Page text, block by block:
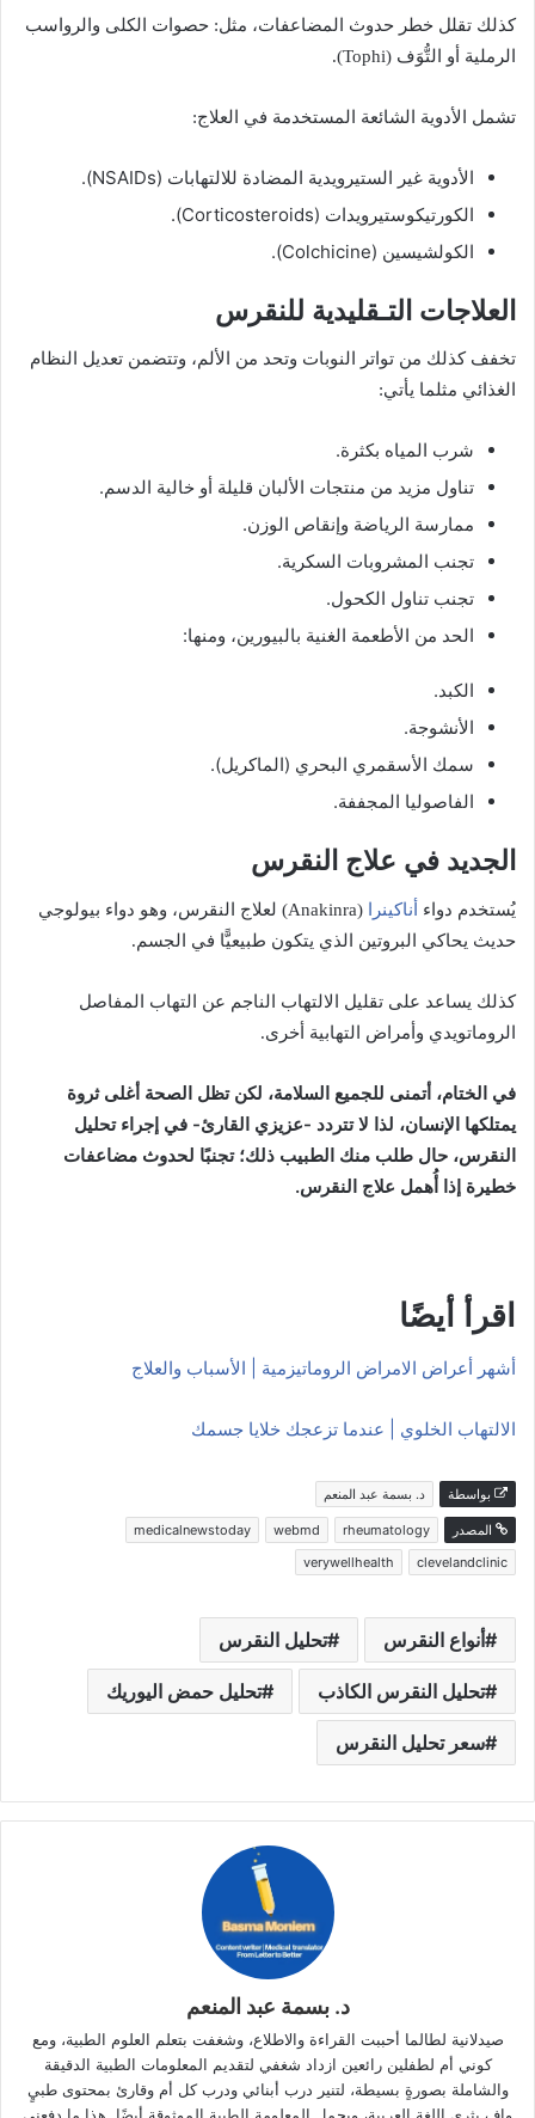
كذلك تقلل خطر حدوث المضاعفات، مثل: حصوات الكلى والرواسب
الرملية أو التُّوَف (Tophi).
تشمل الأدوية الشائعة المستخدمة في العلاج:
الأدوية غير الستيرويدية المضادة للالتهابات (NSAIDs).
الكورتيكوستيرويدات (Corticosteroids).
الكولشيسين (Colchicine).
العلاجات التـقليدية للنقرس
تخفف كذلك من تواتر النوبات وتحد من الألم، وتتضمن تعديل النظام
الغذائي مثلما يأتي:
شرب المياه بكثرة.
تناول مزيد من منتجات الألبان قليلة أو خالية الدسم.
ممارسة الرياضة وإنقاص الوزن.
تجنب المشروبات السكرية.
تجنب تناول الكحول.
الحد من الأطعمة الغنية بالبيورين، ومنها:
الكبد.
الأنشوجة.
سمك الأسقمري البحري (الماكريل).
الفاصوليا المجففة.
الجديد في علاج النقرس
يُستخدم دواء أناكينرا
(Anakinra) لعلاج النقرس، وهو دواء بيولوجي
حديث يحاكي البروتين الذي يتكون طبيعيًّا في الجسم.
كذلك يساعد على تقليل الالتهاب الناجم عن التهاب المفاصل
الروماتويدي وأمراض التهابية أخرى.
في الختام، أتمنى للجميع السلامة، لكن تظل الصحة أغلى ثروة
يمتلكها الإنسان، لذا لا تتردد -عزيزي القارئ- في إجراء تحليل
النقرس، حال طلب منك الطبيب ذلك؛ تجنبًا لحدوث مضاعفات
خطيرة إذا أُهمل علاج النقرس.
اقرأ أيضًا
أشهر أعراض الامراض الروماتيزمية | الأسباب والعلاج
الالتهاب الخلوي | عندما تزعجك خلايا جسمك
بواسطة د. بسمة عبد المنعم
المصدر rheumatology
webmd
medicalnewstoday
clevelandclinic
verywellhealth
أنواع النقرس تحليل النقرس
تحليل النقرس الكاذب تحليل حمض اليوريك
سعر تحليل النقرس
د. بسمة عبد المنعم
صيدلانية لطالما أحببت القراءة والاطلاع، وشغفت بتعلم العلوم الطبية، ومع
كوني أم لطفلين رائعين ازداد شغفي لتقديم المعلومات الطبية الدقيقة
والشاملة بصورةٍ بسيطة، لتنير درب أبنائي ودرب كل أم وقارئ بمحتوى طبيٍ
وافٍ يثري اللغة العربية، ويحمل المعلومة الطبية الموثوقة أيضًا. هذا ما دفعني